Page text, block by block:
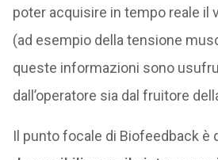
poter acquisire in tempo reale il
(ad esempio della tensione
queste informazioni sono
dall’operatore sia dal fruitore
Il punto focale di Biofeedback è